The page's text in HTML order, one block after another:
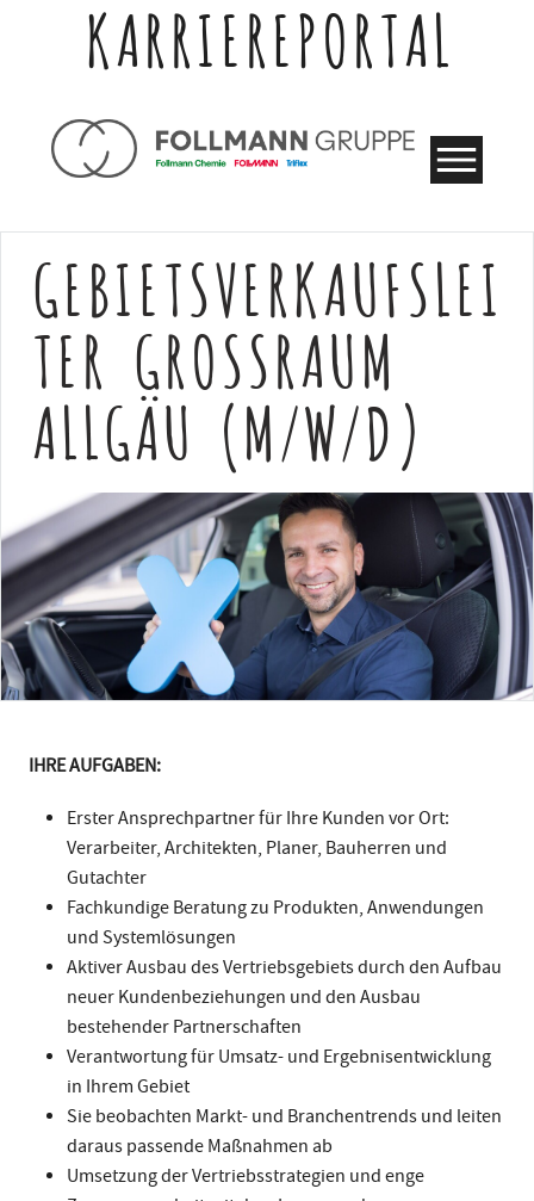
KARRIEREPORTAL
GEBIETSVERKAUFSLEI
TER GROSSRAUM A
LLGÄU (M/W/D)
IHRE AUFGABEN:
Erster Ansprechpartner für Ihre Kunden vor Ort:
Verarbeiter, Architekten, Planer, Bauherren und
Gutachter
Fachkundige Beratung zu Produkten, Anwendungen
und Systemlösungen
Aktiver Ausbau des Vertriebsgebiets durch den Aufbau
neuer Kundenbeziehungen und den Ausbau
bestehender Partnerschaften
Verantwortung für Umsatz- und Ergebnisentwicklung
in Ihrem Gebiet
Sie beobachten Markt- und Branchentrends und leiten
daraus passende Maßnahmen ab
Umsetzung der Vertriebsstrategien und enge